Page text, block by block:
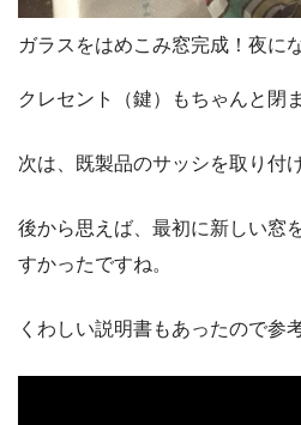
ガラスをはめこみ窓完成！夜に
クレセント（鍵）もちゃんと閉
次は、既製品のサッシを取り付
後から思えば、最初に新しい窓
すかったですね。
くわしい説明書もあったので参